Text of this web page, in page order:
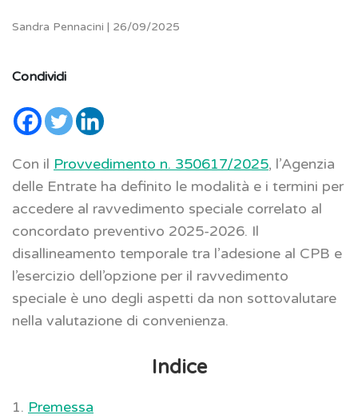
Sandra Pennacini | 26/09/2025
Condividi
Con il Provvedimento n. 350617/2025, l’Agenzia
delle Entrate ha definito le modalità e i termini per
accedere al ravvedimento speciale correlato al
concordato preventivo 2025-2026. Il
disallineamento temporale tra l’adesione al CPB e
l’esercizio dell’opzione per il ravvedimento
speciale è uno degli aspetti da non sottovalutare
nella valutazione di convenienza.
Indice
1. Premessa